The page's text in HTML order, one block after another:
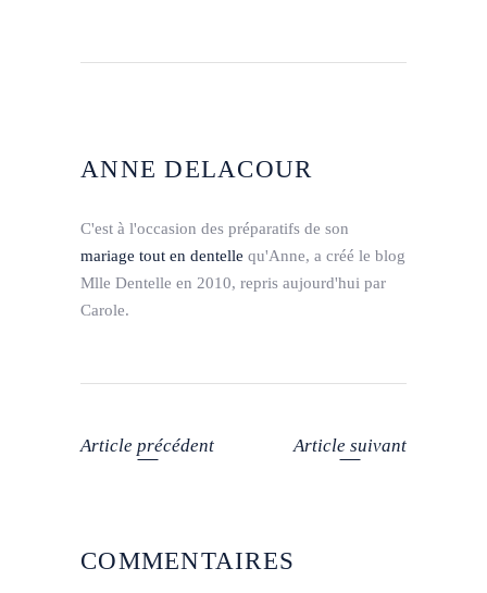
ANNE DELACOUR
C'est à l'occasion des préparatifs de son
mariage tout en dentelle qu'Anne, a créé le blog
Mlle Dentelle en 2010, repris aujourd'hui par
Carole.
Article précédent Article suivant
COMMENTAIRES